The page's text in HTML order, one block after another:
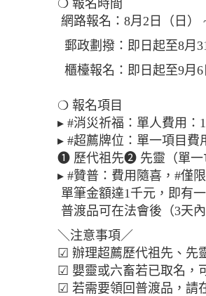
❍ 報名時間
網路報名：8月2日（日）
郵政劃撥：即日起至8月
櫃檯報名：即日起至9月
❍ 報名項目
▸ #消災祈福：單人費用：
▸ #超薦牌位：單一項目費
➊ 歷代祖先➋ 先靈（單
▸ #贊普：費用隨喜，#僅
單筆金額達1千元，即有
普渡品可在法會後（3天
＼注意事項／
☑ 辦理超薦歷代祖先、先
☑ 嬰靈或六畜若已取名，
☑ 若需要領回普渡品，請